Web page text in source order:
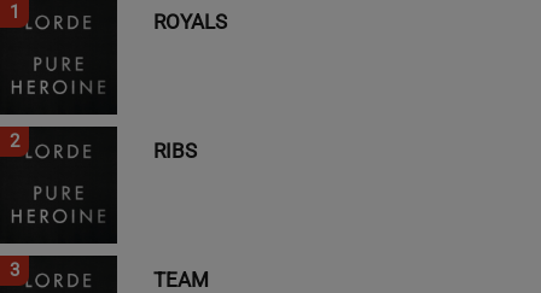
1 ROYALS
2 RIBS
3 TEAM